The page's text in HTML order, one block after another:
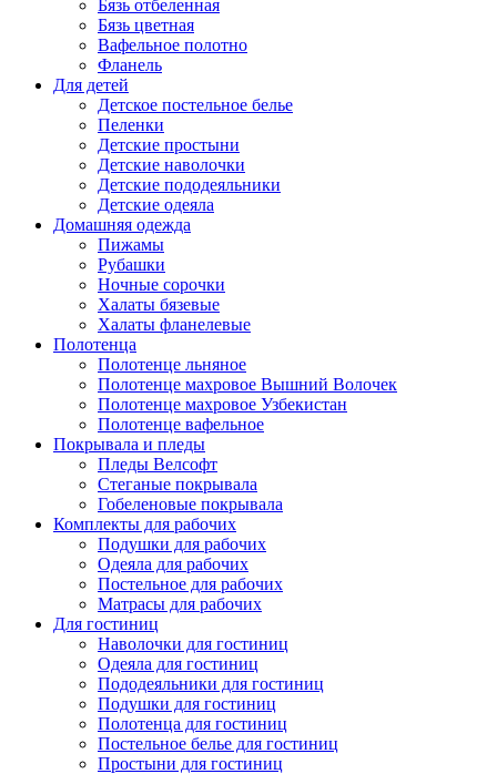
Бязь отбеленная
Бязь цветная
Вафельное полотно
Фланель
Для детей
Детское постельное белье
Пеленки
Детские простыни
Детские наволочки
Детские пододеяльники
Детские одеяла
Домашняя одежда
Пижамы
Рубашки
Ночные сорочки
Халаты бязевые
Халаты фланелевые
Полотенца
Полотенце льняное
Полотенце махровое Вышний Волочек
Полотенце махровое Узбекистан
Полотенце вафельное
Покрывала и пледы
Пледы Велсофт
Стеганые покрывала
Гобеленовые покрывала
Комплекты для рабочих
Подушки для рабочих
Одеяла для рабочих
Постельное для рабочих
Матрасы для рабочих
Для гостиниц
Наволочки для гостиниц
Одеяла для гостиниц
Пододеяльники для гостиниц
Подушки для гостиниц
Полотенца для гостиниц
Постельное белье для гостиниц
Простыни для гостиниц